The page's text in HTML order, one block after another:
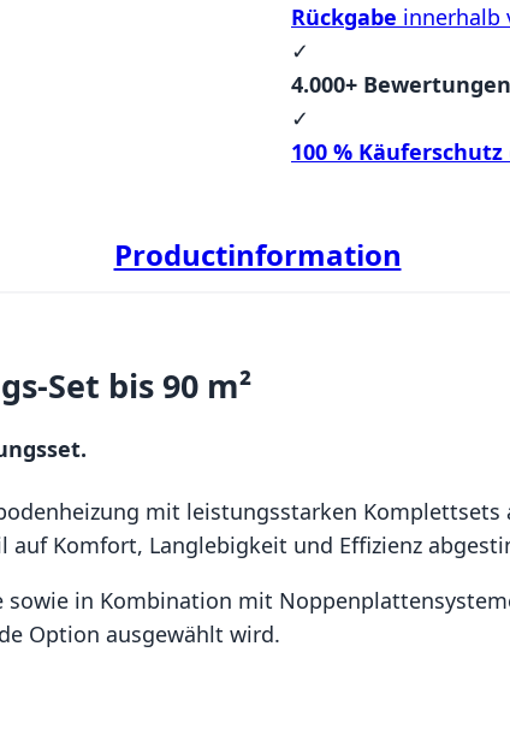
Rückgabe innerhalb
✓
4.000+ Bewertungen
✓
100 % Käuferschutz
Productinformation
Set bis 90 m²
mit leistungsstarken
auf Komfort, Langlebigkeit und Effizienz
sowie in Kombination mit
Option ausgewählt wird.